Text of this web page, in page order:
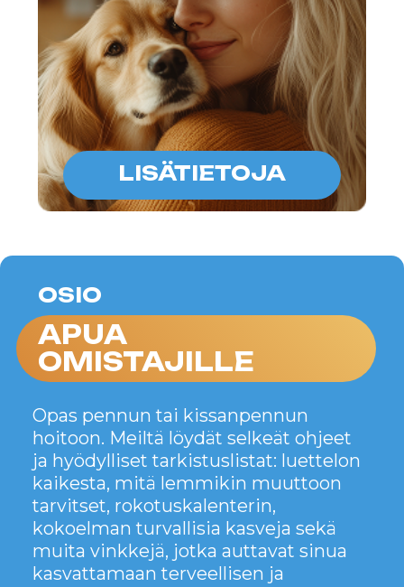
TARINAT
TASSUILLA:
kuinka lemmikistämme tuli
osa meitä